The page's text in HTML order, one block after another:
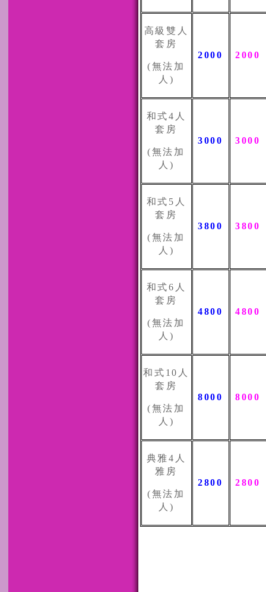
高級雙人
套房
(無法加
人 )
2000 2000
和式4 人
套房
(無法加
人 )
3000 3000
和式 5 人
套房
(無法加
人 )
3800 3800
和式6 人
套房
(無法加
人 )
4800 4800
和式 10 人
套房
(無法加
人 )
8000 8000
典雅4 人
雅房
(無法加
人 )
2800 2800